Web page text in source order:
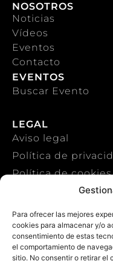
Para ofrecer las mejores
cookies para almacenar y/o
consentimiento de estas
el comportamiento de
sitio. No consentir o retirar el
NOSOTROS
Noticias
Vídeos
Eventos
Contacto
EVENTOS
Buscar Evento
LEGAL
Aviso legal
Política de
Política de cookies
+34 922 303 191
+34 651 786 532